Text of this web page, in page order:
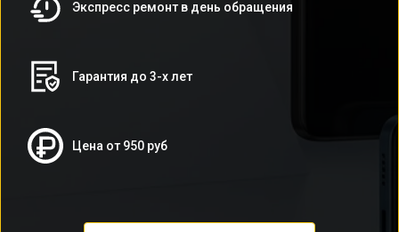
Экспресс ремонт в день обращения
Гарантия до 3-х лет
Цена от 950 руб